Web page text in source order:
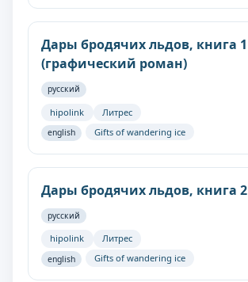
Дары бродячих льдов, книга 1
(графический роман)
русский
hipolink Литрес
english Gifts of wandering ice
Дары бродячих льдов, книга 2
русский
hipolink Литрес
english Gifts of wandering ice